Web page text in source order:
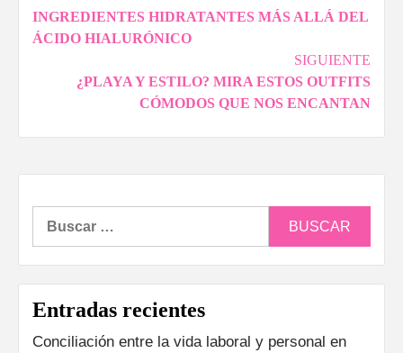
de
INGREDIENTES HIDRATANTES MÁS ALLÁ DEL
ÁCIDO HIALURÓNICO
SIGUIENTE
¿PLAYA Y ESTILO? MIRA ESTOS OUTFITS
CÓMODOS QUE NOS ENCANTAN
Entradas recientes
Conciliación entre la vida laboral y personal en